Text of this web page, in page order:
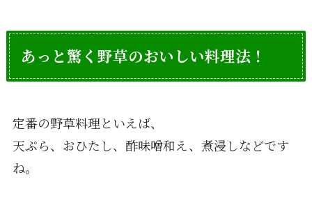
あっと驚く野草のおいしい料理法！
定番の野草料理といえば、
天ぷら、おひたし、酢味噌和え、煮浸しなどです
ね。